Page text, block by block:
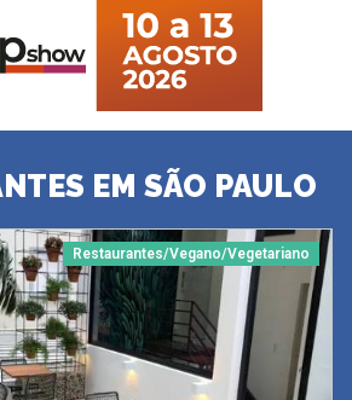
EM SÃO PAULO
Restaurantes/Vegano/Vegetariano